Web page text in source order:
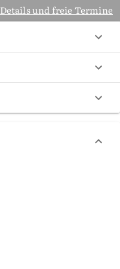
Details und freie Termine